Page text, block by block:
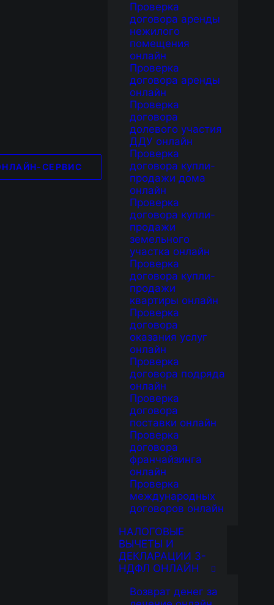
СЕРВИС
Проверка
договора аренды
нежилого
помещения
онлайн
Проверка
договора аренды
онлайн
Проверка
договора
долевого участия
ДДУ онлайн
Проверка
договора купли-
продажи дома
онлайн
Проверка
договора купли-
продажи
земельного
участка онлайн
Проверка
договора купли-
продажи
квартиры онлайн
Проверка
договора
оказания услуг
онлайн
Проверка
договора подряда
онлайн
Проверка
договора
поставки онлайн
Проверка
договора
франчайзинга
онлайн
Проверка
международных
договоров онлайн
НАЛОГОВЫЕ
ВЫЧЕТЫ И
ДЕКЛАРАЦИИ 3-
НДФЛ ОНЛАЙН
Возврат денег за